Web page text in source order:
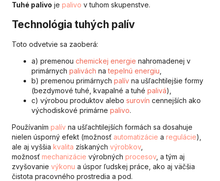
Tuhé palivo je palivo v tuhom skupenstve.
Technológia tuhých palív
Toto odvetvie sa zaoberá:
a) premenou chemickej energie nahromadenej v
primárnych palivách na tepelnú energiu
b) premenou primárnych palív na ušľachtilejšie formy
(bezdymové tuhé, kvapalné a tuhé palivá),
c) výrobou produktov alebo surovín cennejších ako
východiskové primárne palivo.
Používaním palív na ušľachtilejších formách sa dosahuje
nielen úsporný efekt (možnosť automatizácie a regulácie),
ale aj vyššia kvalita získaných výrobkov,
možnosť mechanizácie výrobných procesov, a tým aj
zvyšovanie výkonu a úspor ľudskej práce, ako aj väčšia
čistota pracovného prostredia a pod.